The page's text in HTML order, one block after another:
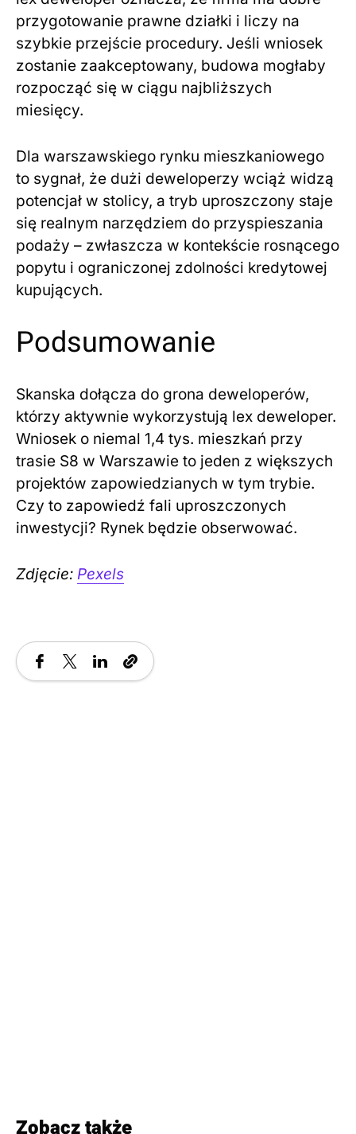
przygotowanie prawne działki i liczy na
szybkie przejście procedury. Jeśli wniosek
zostanie zaakceptowany, budowa mogłaby
rozpocząć się w ciągu najbliższych
miesięcy.
Dla warszawskiego rynku mieszkaniowego
to sygnał, że dużi deweloperzy wciąż widzą
potencjał w stolicy, a tryb uproszczony staje
się realnym narzędziem do przyspieszania
podaży – zwłaszcza w kontekście rosnącego
popytu i ograniczonej zdolności kredytowej
kupujących.
Podsumowanie
Skanska dołącza do grona deweloperów,
którzy aktywnie wykorzystują lex deweloper.
Wniosek o niemal 1,4 tys. mieszkań przy
trasie S8 w Warszawie to jeden z większych
projektów zapowiedzianych w tym trybie.
Czy to zapowiedź fali uproszczonych
inwestycji? Rynek będzie obserwować.
Zdjęcie: Pexels
Zobacz także